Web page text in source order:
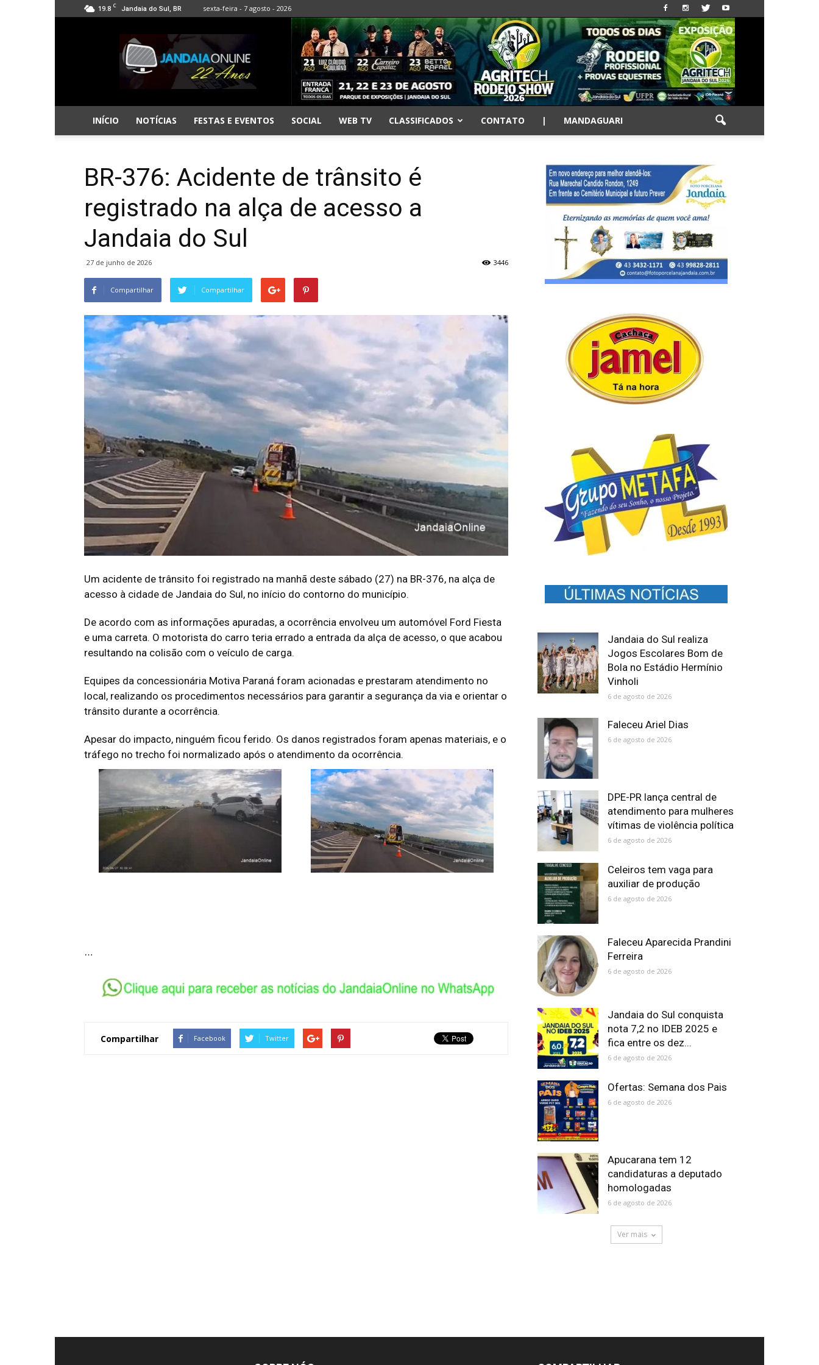
19.8 C Jandaia do Sul, BR sexta-feira - 7 agosto - 2026
Jandaia
Online
INÍCIO NOTÍCIAS FESTAS E EVENTOS SOCIAL WEB TV CLASSIFICADOS CONTATO | MANDAGUARI
BR-376: Acidente de trânsito é
registrado na alça de acesso a
Jandaia do Sul
27 de junho de 2026 3446
Compartilhar Compartilhar
Um acidente de trânsito foi registrado na manhã deste sábado (27) na BR-376, na alça de
acesso à cidade de Jandaia do Sul, no início do contorno do município.
De acordo com as informações apuradas, a ocorrência envolveu um automóvel Ford Fiesta
e uma carreta. O motorista do carro teria errado a entrada da alça de acesso, o que acabou
resultando na colisão com o veículo de carga.
Equipes da concessionária Motiva Paraná foram acionadas e prestaram atendimento no
local, realizando os procedimentos necessários para garantir a segurança da via e orientar o
trânsito durante a ocorrência.
Apesar do impacto, ninguém ficou ferido. Os danos registrados foram apenas materiais, e o
tráfego no trecho foi normalizado após o atendimento da ocorrência.
…
Compartilhar Facebook Twitter
Jandaia do Sul realiza
Jogos Escolares Bom de
Bola no Estádio Hermínio
Vinholi
6 de agosto de 2026
Faleceu Ariel Dias
6 de agosto de 2026
DPE-PR lança central de
atendimento para mulheres
vítimas de violência política
6 de agosto de 2026
Celeiros tem vaga para
auxiliar de produção
6 de agosto de 2026
Faleceu Aparecida Prandini
Ferreira
6 de agosto de 2026
Jandaia do Sul conquista
nota 7,2 no IDEB 2025 e
fica entre os dez...
6 de agosto de 2026
Ofertas: Semana dos Pais
6 de agosto de 2026
Apucarana tem 12
candidaturas a deputado
homologadas
6 de agosto de 2026
Ver mais